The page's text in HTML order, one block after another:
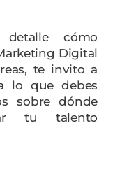
cómo
Digital
te invito a
lo que debes
sobre dónde
tu talento